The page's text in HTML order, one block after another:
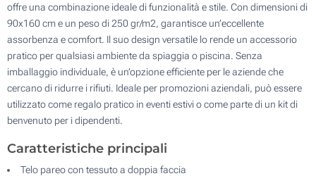
offre una combinazione ideale di funzionalità e stile. Con dimensioni di
90x160 cm e un peso di 250 gr/m2, garantisce un’eccellente
assorbenza e comfort. Il suo design versatile lo rende un accessorio
pratico per qualsiasi ambiente da spiaggia o piscina. Senza
imballaggio individuale, è un’opzione efficiente per le aziende che
cercano di ridurre i rifiuti. Ideale per promozioni aziendali, può essere
utilizzato come regalo pratico in eventi estivi o come parte di un kit di
benvenuto per i dipendenti.
Caratteristiche principali
Telo pareo con tessuto a doppia faccia